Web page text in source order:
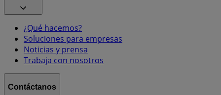
¿Qué hacemos?
Soluciones para empresas
Noticias y prensa
Trabaja con nosotros
Contáctanos